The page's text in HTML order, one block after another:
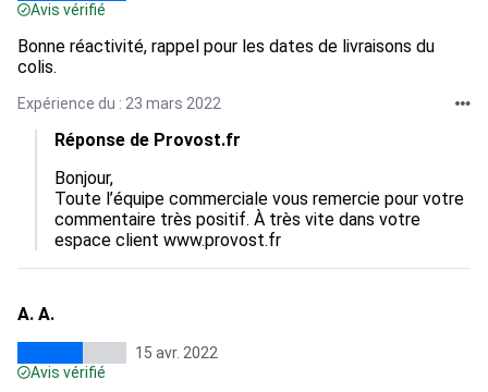
Avis vérifié
Bonne réactivité, rappel pour les dates de livraisons du
colis.
Expérience du : 23 mars 2022
Réponse de Provost.fr
Bonjour,
Toute l’équipe commerciale vous remercie pour votre
commentaire très positif. À très vite dans votre
espace client www.provost.fr
A. A.
15 avr. 2022
Avis vérifié